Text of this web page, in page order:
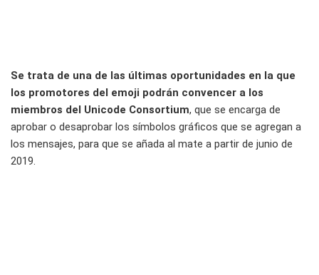
Se trata de una de las últimas oportunidades en la que
los promotores del emoji podrán convencer a los
miembros del Unicode Consortium, que se encarga de
aprobar o desaprobar los símbolos gráficos que se agregan a
los mensajes, para que se añada al mate a partir de junio de
2019.